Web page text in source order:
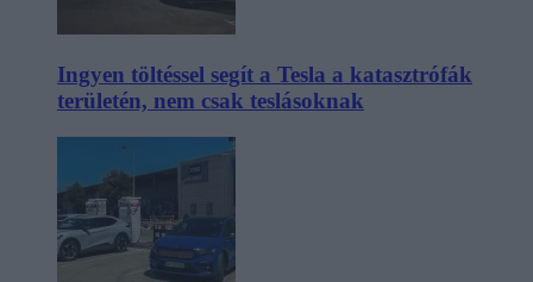
Ingyen töltéssel segít a Tesla a katasztrófák
területén, nem csak teslásoknak